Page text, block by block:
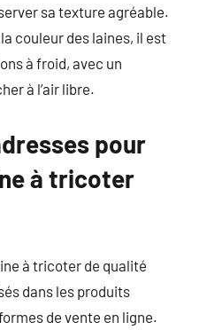
sa texture agréable.
couleur des laines, il est
à froid, avec un
à l’air libre.
pour
à tricoter
à tricoter de qualité
dans les produits
de vente en ligne.